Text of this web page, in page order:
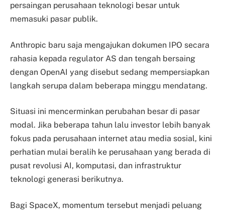
persaingan perusahaan teknologi besar untuk
memasuki pasar publik.
Anthropic baru saja mengajukan dokumen IPO secara
rahasia kepada regulator AS dan tengah bersaing
dengan OpenAI yang disebut sedang mempersiapkan
langkah serupa dalam beberapa minggu mendatang.
Situasi ini mencerminkan perubahan besar di pasar
modal. Jika beberapa tahun lalu investor lebih banyak
fokus pada perusahaan internet atau media sosial, kini
perhatian mulai beralih ke perusahaan yang berada di
pusat revolusi AI, komputasi, dan infrastruktur
teknologi generasi berikutnya.
Bagi SpaceX, momentum tersebut menjadi peluang